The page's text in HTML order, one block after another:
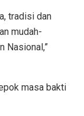
tradisi dan
mudah-
Nasional,”
masa bakti